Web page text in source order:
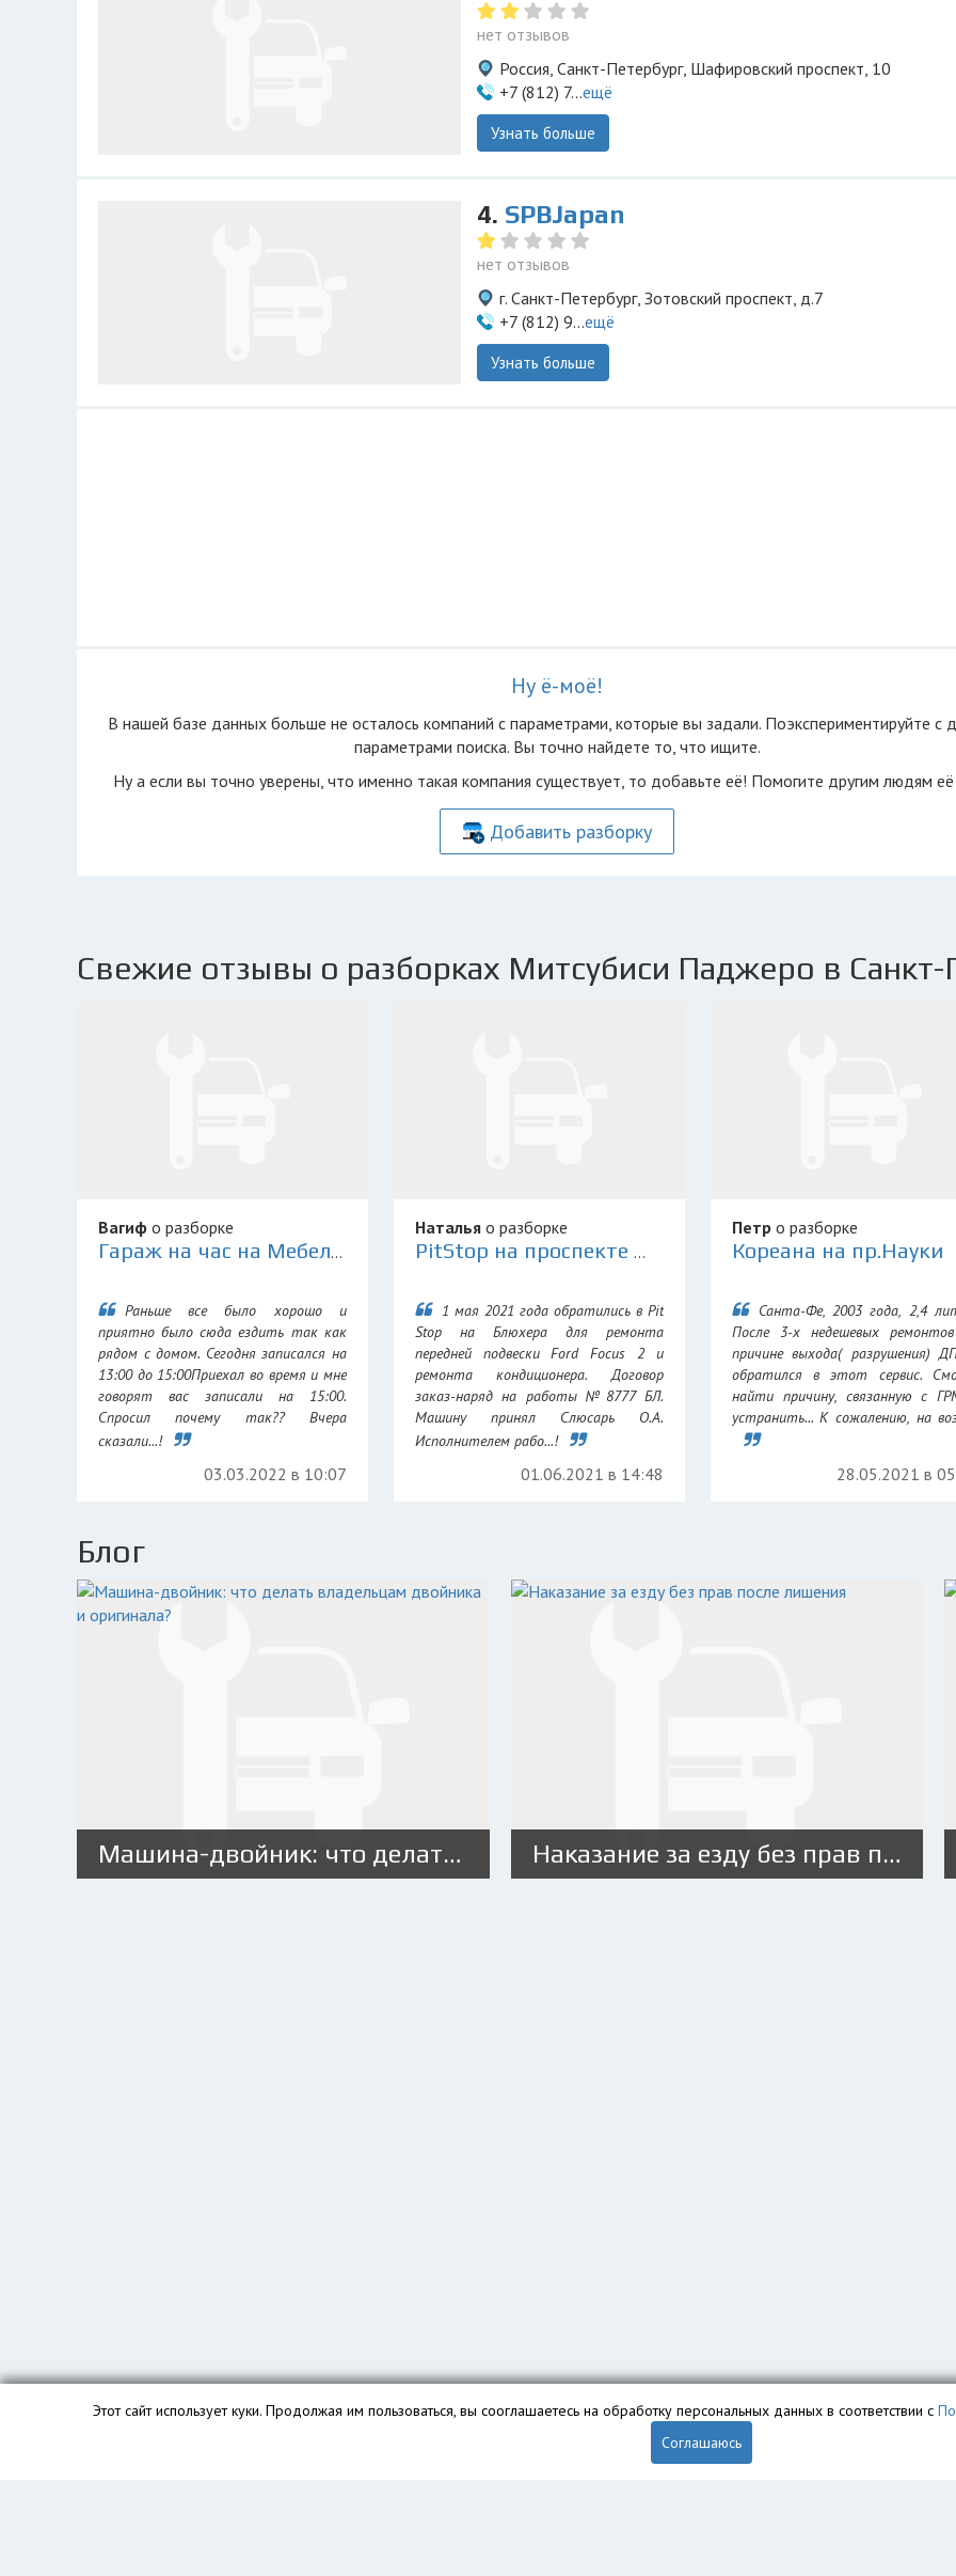
нет отзывов
Россия, Санкт-Петербург, Шафировский проспект, 10
+7 (812) 7...ещё
Узнать больше
4. SPBJapan
нет отзывов
г. Санкт-Петербург, Зотовский проспект, д.7
+7 (812) 9...ещё
Узнать больше
Ну ё-моё!
В нашей базе данных больше не осталоcь компаний с параметрами, которые вы задали. Поэкспериментируйте с
параметрами поиска. Вы точно найдете то, что ищите.
Ну а если вы точно уверены, что именно такая компания существует, то добавьте её! Помогите другим людям
Добавить разборку
Свежие отзывы о разборках Митсубиси Паджеро в
Вагиф о разборке
Гараж на час на Мебельной
Раньше все было хорошо и
приятно было сюда ездить так как
рядом с домом. Сегодня записался на
13:00 до 15:00Приехал во время и мне
говорят вас записали на 15:00.
Спросил почему так?? Вчера
сказали...!
03.03.2022 в 10:07
Наталья о разборке
PitStop на проспекте Маршала Блюхера
1 мая 2021 года обратились в Pit
Stop на Блюхера для ремонта
передней подвески Ford Focus 2 и
ремонта кондиционера. Договор
заказ-наряд на работы №8777 БЛ.
Машину принял Слюсарь О.А.
Исполнителем рабо...!
01.06.2021 в 14:48
Петро разборке
Кореана на пр.Науки
Санта-Фе, 2003 года, 2,4
После 3-х недешевых
причине выхода( разрушения)
обратился в этот сервис.
найти причину, связанную с
устранить... К сожалению, на
28.05.2021 в
Блог
Машина-двойник: что делать владельцам двойника и оригинала? Наказание за езду без прав после лишения
Этот сайт использует куки. Продолжая им пользоваться, вы сооглашаетесь на обработку персональных данных в соответствии с
Соглашаюсь